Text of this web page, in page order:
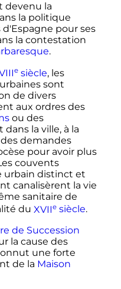
devenu la
la politique
pour ses
la contestation
.
esiècle, les
sont
de divers
aux ordres des
ou des
la ville, à la
demandes
pour avoir plus
couvents
urbain distinct et
canalisèrent la vie
sanitaire de
du XVIIesiècle.
de Succession
la cause des
une forte
de la Maison